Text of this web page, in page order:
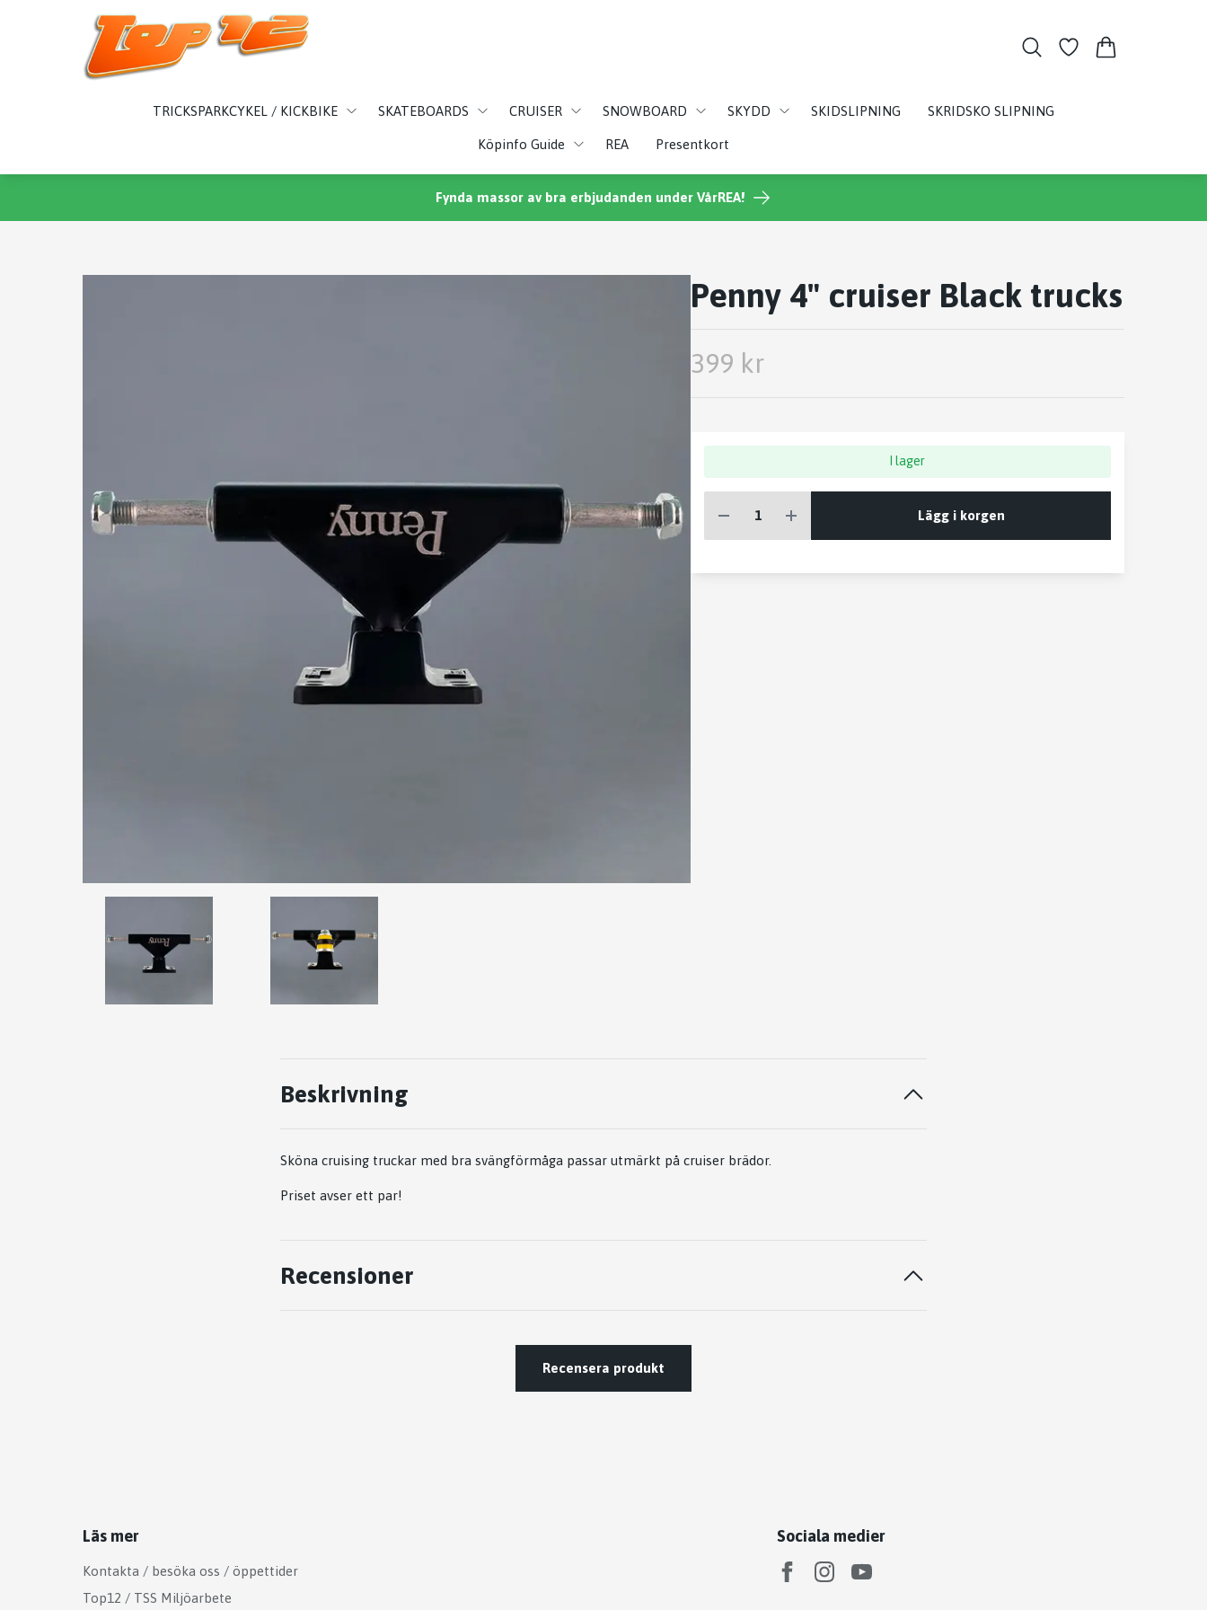
TRICKSPARKCYKEL / KICKBIKE SKATEBOARDS CRUISER SNOWBOARD SKYDD SKIDSLIPNING SKRIDSKO SLIPNING
Köpinfo Guide REA Presentkort
Fynda massor av bra erbjudanden under VårREA!
Penny 4" cruiser Black trucks
399 kr
I lager
Lägg i korgen
Beskrivning
Sköna cruising truckar med bra svängförmåga passar utmärkt på cruiser brädor.
Priset avser ett par!
Recensioner
Recensera produkt
Läs mer
Kontakta / besöka oss / öppettider
Top12 / TSS Miljöarbete
Sociala medier